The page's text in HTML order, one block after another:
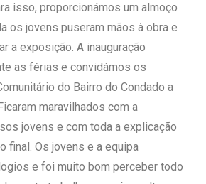
isso, proporcionámos um almoço
os jovens puseram mãos à obra e
a exposição. A inauguração
as férias e convidámos os
do Bairro do Condado a
maravilhados com a
jovens e com toda a explicação
final. Os jovens e a equipa
e foi muito bom perceber todo